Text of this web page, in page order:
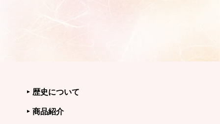
歴史について
商品紹介